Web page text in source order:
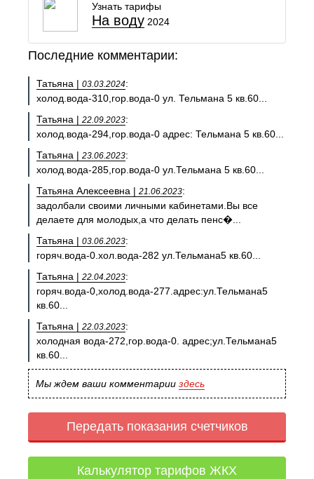
Узнать тарифы
На воду 2024
Последние комментарии:
Татьяна | 03.03.2024:
холод.вода-310,гор.вода-0 ул. Тельмана 5 кв.60...
Татьяна | 22.09.2023:
холод.вода-294,гор.вода-0 адрес: Тельмана 5 кв.60...
Татьяна | 23.06.2023:
холод.вода-285,гор.вода-0 ул.Тельмана 5 кв.60...
Татьяна Алексеевна | 21.06.2023:
задолбали своими личными кабинетами.Вы все
делаете для молодых,а что делать пенс�...
Татьяна | 03.06.2023:
горяч.вода-0.хол.вода-282 ул.Тельмана5 кв.60...
Татьяна | 22.04.2023:
горяч.вода-0,холод.вода-277.адрес:ул.Тельмана5
кв.60...
Татьяна | 22.03.2023:
холодная вода-272,гор.вода-0. адрес;ул.Тельмана5
кв.60...
Мы ждем ваши комментарии здесь
Передать показания счетчиков
Калькулятор тарифов ЖКХ